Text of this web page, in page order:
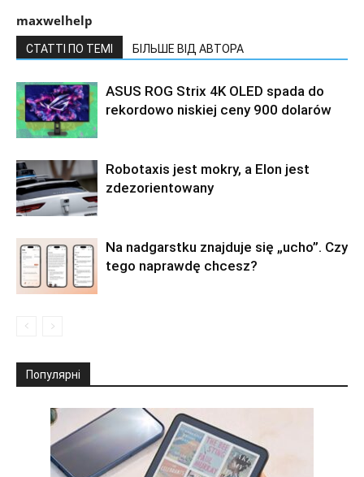
maxwelhelp
СТАТТІ ПО ТЕМІ БІЛЬШЕ ВІД АВТОРА
ASUS ROG Strix 4K OLED spada do
rekordowo niskiej ceny 900 dolarów
Robotaxis jest mokry, a Elon jest
zdezorientowany
Na nadgarstku znajduje się „ucho”. Czy
tego naprawdę chcesz?
Популярні